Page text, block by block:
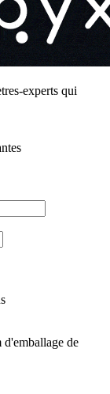
experts qui
de